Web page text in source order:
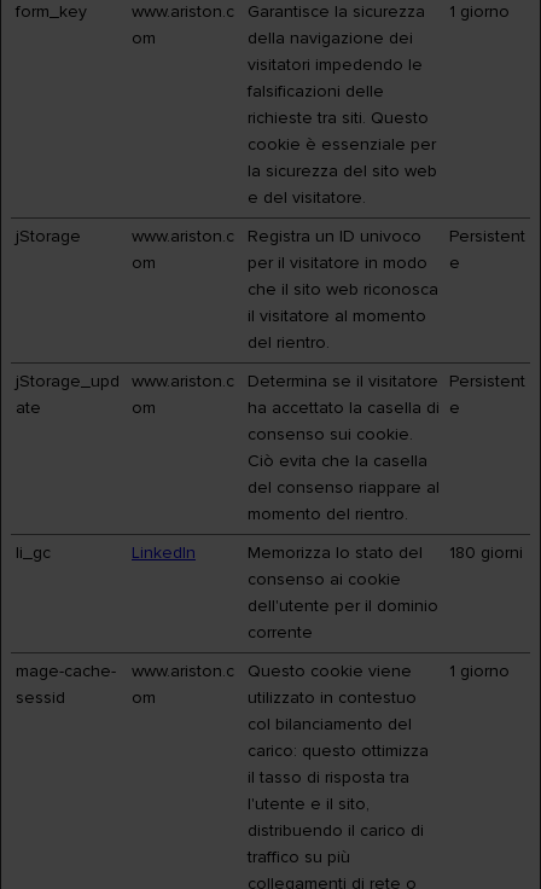
form_key
www.ariston.c
om
Garantisce la sicurezza
della navigazione dei
visitatori impedendo le
falsificazioni delle
richieste tra siti. Questo
cookie è essenziale per
la sicurezza del sito web
e del visitatore.
1 giorno
jStorage
www.ariston.c
om
Registra un ID univoco
per il visitatore in modo
che il sito web riconosca
il visitatore al momento
del rientro.
Persistent
e
jStorage_upd
ate
www.ariston.c
om
Determina se il visitatore
ha accettato la casella di
consenso sui cookie.
Ciò evita che la casella
del consenso riappare al
momento del rientro.
Persistent
e
li_gc LinkedIn
Memorizza lo stato del
consenso ai cookie
dell'utente per il dominio
corrente
180 giorni
mage-cache-
sessid
www.ariston.c
om
Questo cookie viene
utilizzato in contestuo
col bilanciamento del
carico: questo ottimizza
il tasso di risposta tra
l'utente e il sito,
distribuendo il carico di
traffico su più
collegamenti di rete o
1 giorno